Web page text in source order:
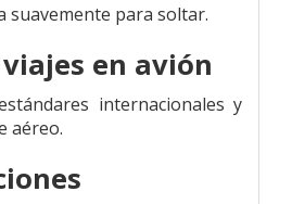
suavemente para soltar.
en avión
internacionales y
aéreo.